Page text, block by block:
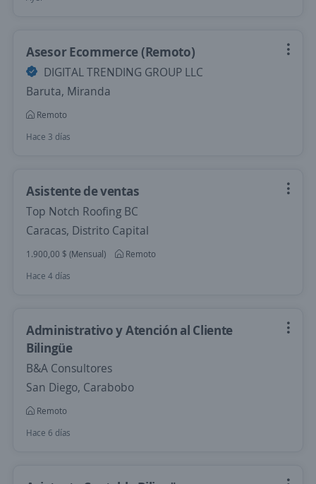
Asesor Ecommerce (Remoto)
DIGITAL TRENDING GROUP LLC
Baruta, Miranda
Remoto
Hace 3 días
Asistente de ventas
Top Notch Roofing BC
Caracas, Distrito Capital
1.900,00 $ (Mensual)
Remoto
Hace 4 días
Administrativo y Atención al Cliente
Bilingüe
B&A Consultores
San Diego, Carabobo
Remoto
Hace 6 días